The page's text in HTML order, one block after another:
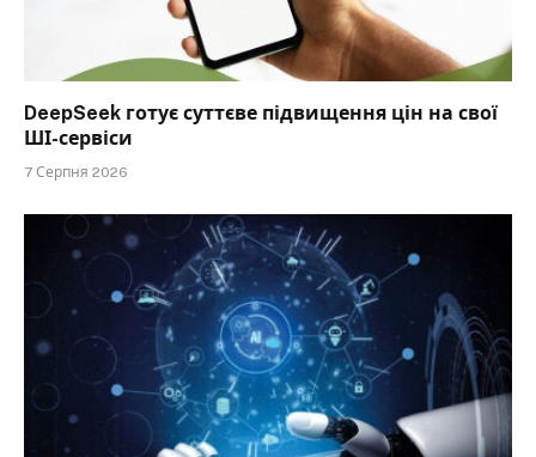
DeepSeek готує суттєве підвищення цін на свої
ШІ-сервіси
7 Серпня 2026